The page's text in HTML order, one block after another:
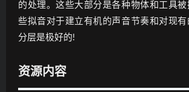
的处理。这些大部分是各种物体和工具
些拟音对于建立有机的声音节奏和对现
分层是极好的!
资源内容